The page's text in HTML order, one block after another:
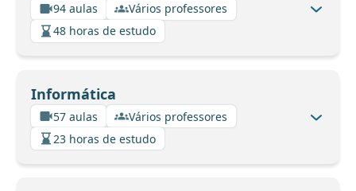
94 aulas
Vários professores
48 horas de estudo
Informática
57 aulas
Vários professores
23 horas de estudo